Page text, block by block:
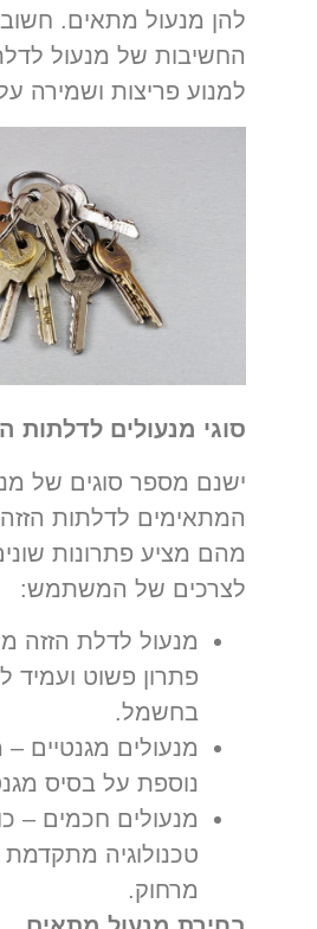
להן מנעול מתאים.
החשיבות של מנעול
למנוע פריצות ושמירה
סוגי מנעולים לדלתות
ישנם מספר סוגים של
המתאימים לדלתות
מהם מציע פתרונות
לצרכים של המשתמש:
מנעול לדלת הזזה
פתרון פשוט ועמיד
בחשמל.
מנעולים מגנטיים
נוספת על בסיס
מנעולים חכמים –
טכנולוגיה
מרחוק.